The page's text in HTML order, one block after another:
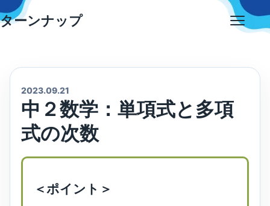
Skip
to
ターンナップ
2023.09.21
中２数学：単項式と多項
式の次数
＜ポイント＞